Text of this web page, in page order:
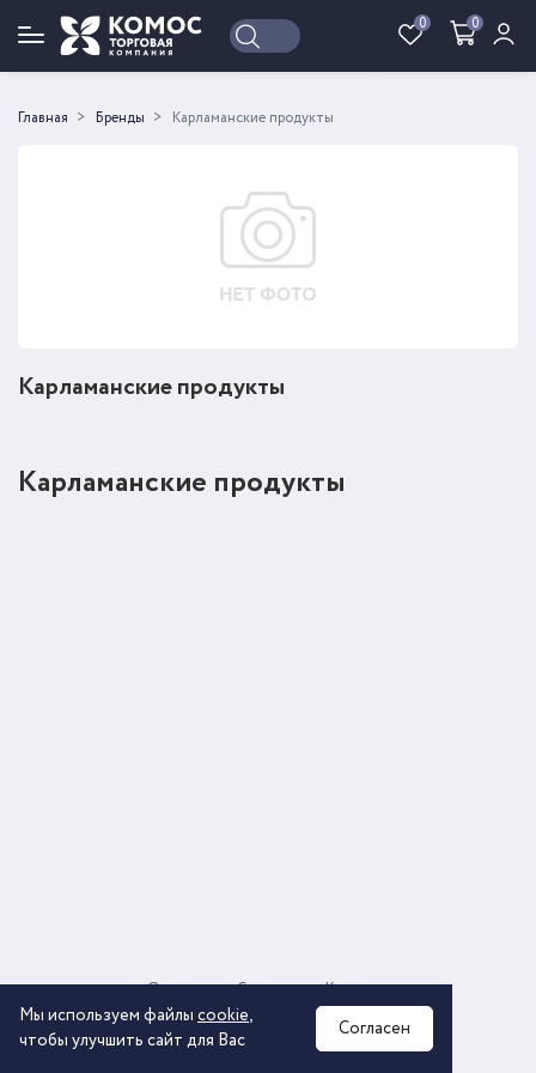
0 0
Войти Регистрация
Главная Бренды Карламанские продукты
Карламанские продукты
Карламанские продукты
2026 © ООО «КОМОС ГРУПП» «Торговая компания»
О компании Соглашение
Политика обработки персональных данных
Контакты
Мы используем файлы cookie,
чтобы улучшить сайт для Вас
Согласен